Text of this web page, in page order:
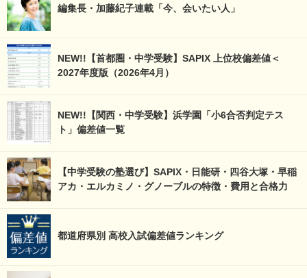
編集長・加藤紀子連載「今、会いたい人」
NEW!!【首都圏・中学受験】SAPIX 上位校偏差値＜
2027年度版（2026年4月）
NEW!!【関西・中学受験】浜学園「小6合否判定テス
ト」偏差値一覧
【中学受験の塾選び】SAPIX・日能研・四谷大塚・早稲
アカ・エルカミノ・グノーブルの特徴・費用と合格力
都道府県別 高校入試偏差値ランキング